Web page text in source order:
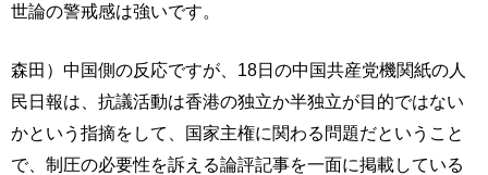
世論の警戒感は強いです。
森田）中国側の反応ですが、18日の中国共産党機関紙の人
民日報は、抗議活動は香港の独立か半独立が目的ではない
かという指摘をして、国家主権に関わる問題だということ
で、制圧の必要性を訴える論評記事を一面に掲載している